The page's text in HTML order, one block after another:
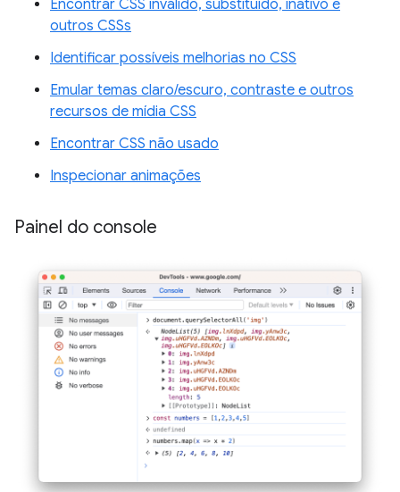
Encontrar CSS inválido, substituído, inativo e
outros CSSs
Identificar possíveis melhorias no CSS
Emular temas claro/escuro, contraste e outros
recursos de mídia CSS
Encontrar CSS não usado
Inspecionar animações
Painel do console